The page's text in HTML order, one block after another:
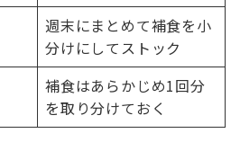
週末にまとめて補食を小
分けにしてストック
補食はあらかじめ1回分
を取り分けておく